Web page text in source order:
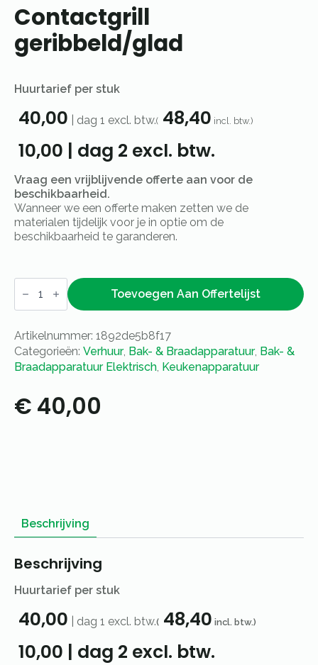
Contactgrill
geribbeld/glad
Huurtarief per stuk
40,00 dag 1 excl. btw.( 48,40 incl. btw.)
10,00 | dag 2 excl. btw.
Vraag een vrijblijvende offerte aan voor de
beschikbaarheid.
Wanneer we een offerte maken zetten we de
materialen tijdelijk voor je in optie om de
beschikbaarheid te garanderen.
Contactgrill
geribbeld/glad
Toevoegen Aan Offertelijst
Artikelnummer: 1892de5b8f17
Categorieën: Verhuur, Bak- & Braadapparatuur, Bak- &
Braadapparatuur Elektrisch, Keukenapparatuur
€ 40,00
Beschrijving
Beschrijving
Huurtarief per stuk
40,00 dag 1 excl. btw.( 48,40 incl. btw.)
10,00 | dag 2 excl. btw.